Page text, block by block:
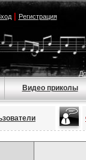
| Регистрация
Видео приколы